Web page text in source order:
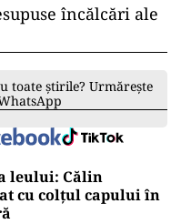
încălcări ale
toate știrile? Urmărește
leului: Călin
cu colțul capului în